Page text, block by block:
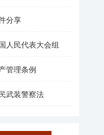
分享
人民代表大会组
管理条例
武装警察法